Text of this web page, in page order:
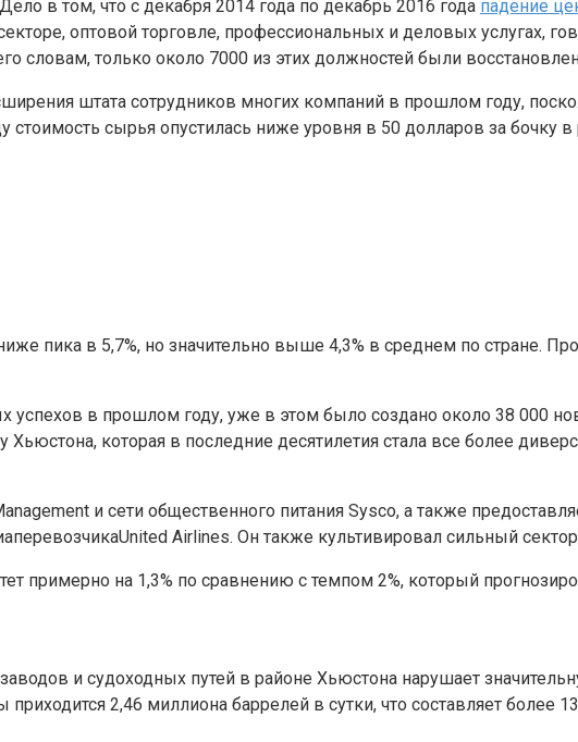
в том, что с декабря 2014 года по декабрь 2016 года падение
оптовой торговле, профессиональных и деловых услугах,
словам, только около 7000 из этих должностей были
штата сотрудников многих компаний в прошлом году,
сырья опустилась ниже уровня в 50 долларов за бочку в
пика в 5,7%, но значительно выше 4,3% в среднем по стране.
успехов в прошлом году, уже в этом было создано около 38 000
которая в последние десятилетия стала все более
и сети общественного питания Sysco, а также
Airlines. Он также культивировал сильный
примерно на 1,3% по сравнению с темпом 2%, который
и судоходных путей в районе Хьюстона нарушает
2,46 миллиона баррелей в сутки, что составляет более